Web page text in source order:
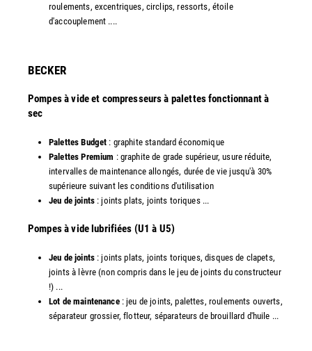
roulements, excentriques, circlips, ressorts, étoile
d'accouplement ....
​BECKER
Pompes à vide et compresseurs à palettes fonctionnant à
sec
Palettes Budget : graphite standard économique
Palettes Premium : graphite de grade supérieur, usure réduite,
intervalles de maintenance allongés, durée de vie jusqu'à 30%
supérieure suivant les conditions d'utilisation
Jeu de joints: joints plats, joints toriques ...
​Pompes à vide lubrifiées (U1 à U5)
Jeu de joints: joints plats, joints toriques, disques de clapets,
joints à lèvre (non compris dans le jeu de joints du constructeur
!) ...
Lot de maintenance: jeu de joints, palettes, roulements ouverts,
séparateur grossier, flotteur, séparateurs de brouillard d'huile ...